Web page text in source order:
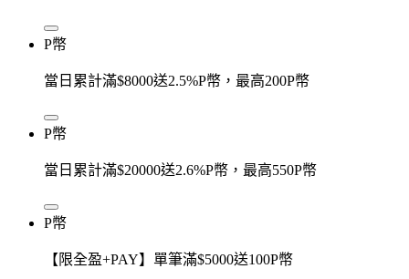
P幣
當日累計滿$8000送2.5%P幣，最高200P幣
P幣
當日累計滿$20000送2.6%P幣，最高550P幣
P幣
【限全盈+PAY】單筆滿$5000送100P幣